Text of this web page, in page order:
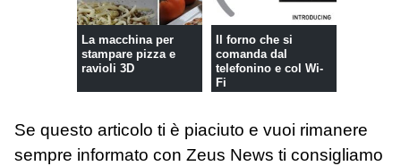
La macchina per
stampare pizza e
ravioli 3D
Il forno che si
comanda dal
telefonino e col Wi-
Fi
Se questo articolo ti è piaciuto e vuoi rimanere
sempre informato con Zeus News ti consigliamo